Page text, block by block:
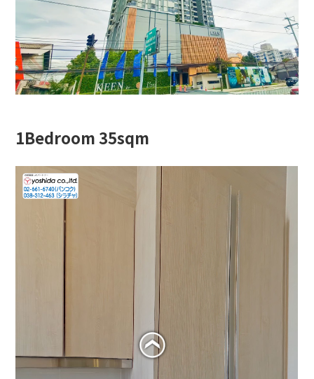
1Bedroom 35sqm